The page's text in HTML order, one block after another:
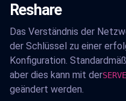
Reshare
Das Verständnis der
der Schlüssel zu einer
Konfiguration.
aber dies kann mit der
geändert werden.